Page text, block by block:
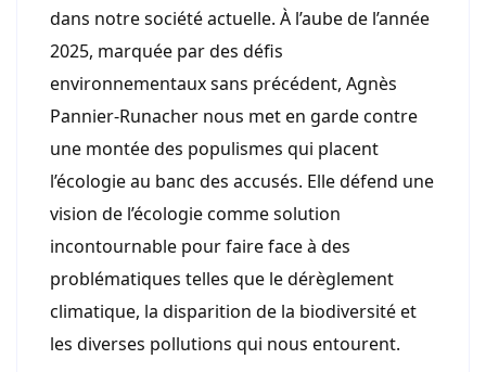
dans notre société actuelle. À l’aube de l’année
2025, marquée par des défis
environnementaux sans précédent, Agnès
Pannier-Runacher nous met en garde contre
une montée des populismes qui placent
l’écologie au banc des accusés. Elle défend une
vision de l’écologie comme solution
incontournable pour faire face à des
problématiques telles que le dérèglement
climatique, la disparition de la biodiversité et
les diverses pollutions qui nous entourent.